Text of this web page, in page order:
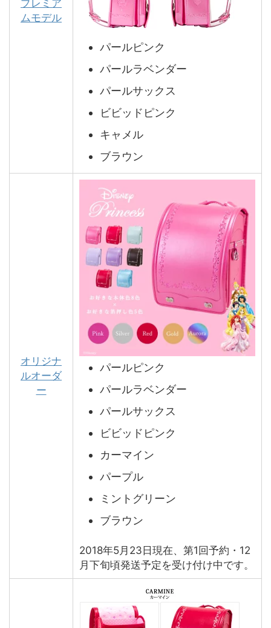
プレミア
ムモデル
パールピンク
パールラベンダー
パールサックス
ビビッドピンク
キャメル
ブラウン
オリジナ
ルオーダ
ー
パールピンク
パールラベンダー
パールサックス
ビビッドピンク
カーマイン
パープル
ミントグリーン
ブラウン
2018年5月23日現在、第1回予約・12
月下旬頃発送予定を受け付け中です。